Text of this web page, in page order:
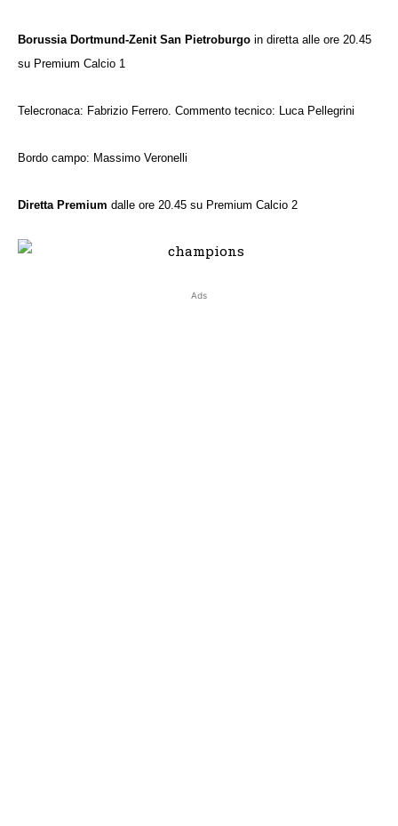
Borussia Dortmund-Zenit San Pietroburgo in diretta alle ore 20.45
su Premium Calcio 1
Telecronaca: Fabrizio Ferrero. Commento tecnico: Luca Pellegrini
Bordo campo: Massimo Veronelli
Diretta Premium dalle ore 20.45 su Premium Calcio 2
Ads